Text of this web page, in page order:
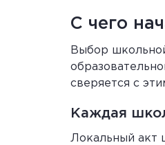
С чего
Выбор
сверяется с
Каждая
Локальный акт